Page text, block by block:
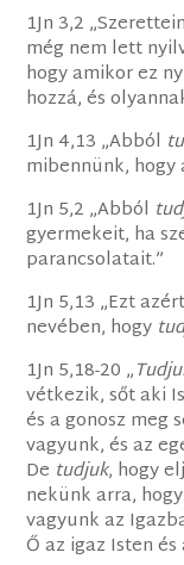
1Jn 3,2
még nem lett
hogy amikor ez
hozzá, és
1Jn 4,13 „Abból
mibennünk,
1Jn 5,2 „Abból
gyermekeit, ha
parancsolatait.”
1Jn 5,13 „Ezt
nevében, hogy
1Jn 5,18-20 „
vétkezik, sőt aki
és a gonosz meg
vagyunk, és az
De tudjuk, hogy
nekünk arra,
vagyunk az
Ő az igaz Isten